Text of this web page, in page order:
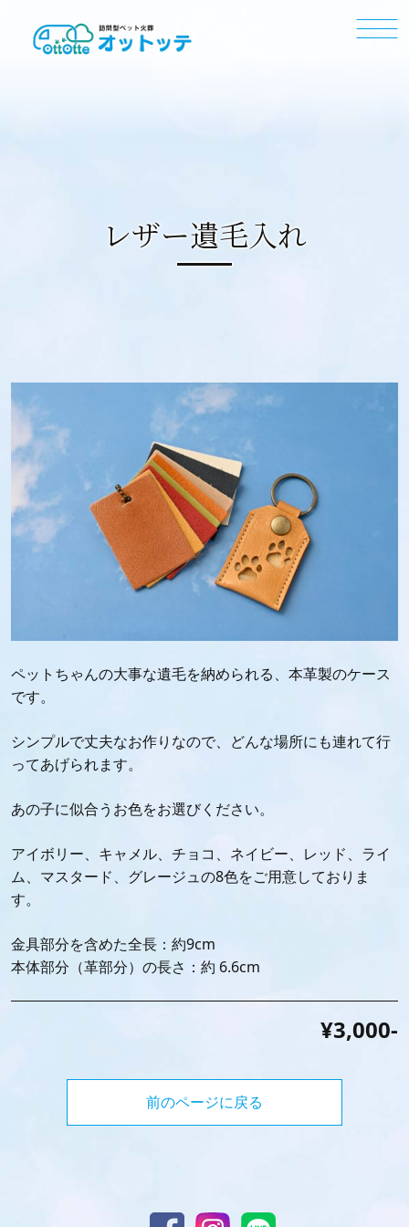
レザー遺毛入れ
ペットちゃんの大事な遺毛を納められる、本革製のケース
です。
シンプルで丈夫なお作りなので、どんな場所にも連れて行
ってあげられます。
あの子に似合うお色をお選びください。
アイボリー、キャメル、チョコ、ネイビー、レッド、ライ
ム、マスタード、グレージュの8色をご用意しておりま
す。
金具部分を含めた全長：約9cm
本体部分（革部分）の長さ：約 6.6cm
¥3,000-
前のページに戻る